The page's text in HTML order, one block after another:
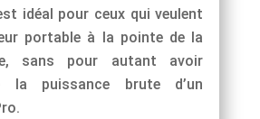
idéal pour ceux qui veulent
portable à la pointe de la
sans pour autant avoir
la puissance brute d’un